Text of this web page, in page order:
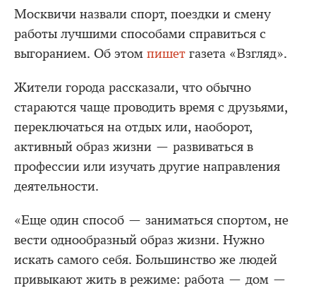
Москвичи назвали спорт, поездки и смену
работы лучшими способами справиться с
выгоранием. Об этом пишет газета «Взгляд».
Жители города рассказали, что обычно
стараются чаще проводить время с друзьями,
переключаться на отдых или, наоборот,
активный образ жизни — развиваться в
профессии или изучать другие направления
деятельности.
«Еще один способ — заниматься спортом, не
вести однообразный образ жизни. Нужно
искать самого себя. Большинство же людей
привыкают жить в режиме: работа — дом —